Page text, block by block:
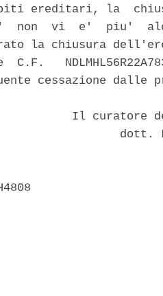
ereditari, la
non  vi  e'  piu'
la chiusura
C.F.
cessazione
Il curatore